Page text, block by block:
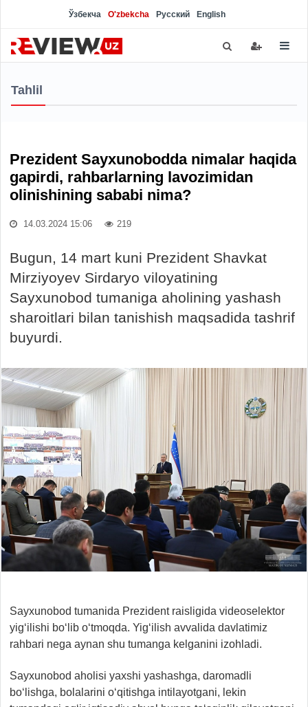
Ўзбекча O'zbekcha Русский English
Tahlil
Prezident Sayxunobodda nimalar haqida
gapirdi, rahbarlarning lavozimidan
olinishining sababi nima?
14.03.2024 15:06 219
Bugun, 14 mart kuni Prezident Shavkat
Mirziyoyev Sirdaryo viloyatining
Sayxunobod tumaniga aholining yashash
sharoitlari bilan tanishish maqsadida tashrif
buyurdi.
Sayxunobod tumanida Prezident raisligida videoselektor
yig‘ilishi bo‘lib o‘tmoqda. Yig‘ilish avvalida davlatimiz
rahbari nega aynan shu tumanga kelganini izohladi.
Sayxunobod aholisi yaxshi yashashga, daromadli
bo‘lishga, bolalarini o‘qitishga intilayotgani, lekin